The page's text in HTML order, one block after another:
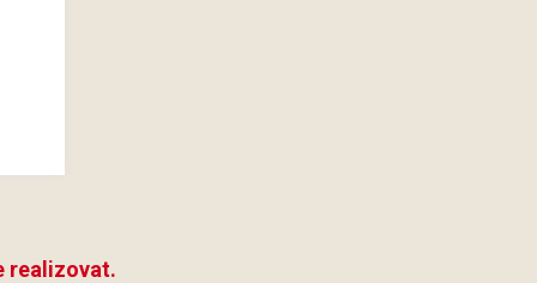
realizovat.